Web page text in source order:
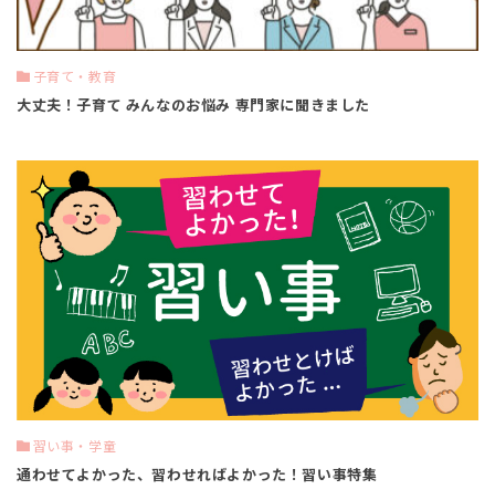
子育て・教育
大丈夫！子育て みんなのお悩み 専門家に聞きました
習い事・学童
通わせてよかった、習わせればよかった！習い事特集